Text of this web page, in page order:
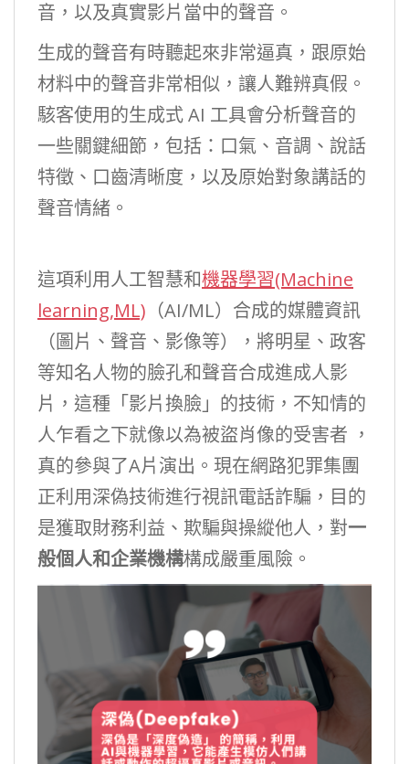
音，以及真實影片當中的聲音。
生成的聲音有時聽起來非常逼真，跟原始
材料中的聲音非常相似，讓人難辨真假。
駭客使用的生成式 AI 工具會分析聲音的
一些關鍵細節，包括：口氣、音調、說話
特徵、口齒清晰度，以及原始對象講話的
聲音情緒。
這項利用人工智慧和機器學習(Machine
learning,ML) （AI/ML）合成的媒體資訊
（圖片、聲音、影像等），將明星、政客
等知名人物的臉孔和聲音合成進成人影
片，這種「影片換臉」的技術，不知情的
人乍看之下就像以為被盜肖像的受害者 ，
真的參與了A片演出。現在網路犯罪集團
正利用深偽技術進行視訊電話詐騙，目的
是獲取財務利益、欺騙與操縱他人，對一
般個人和企業機構構成嚴重風險。